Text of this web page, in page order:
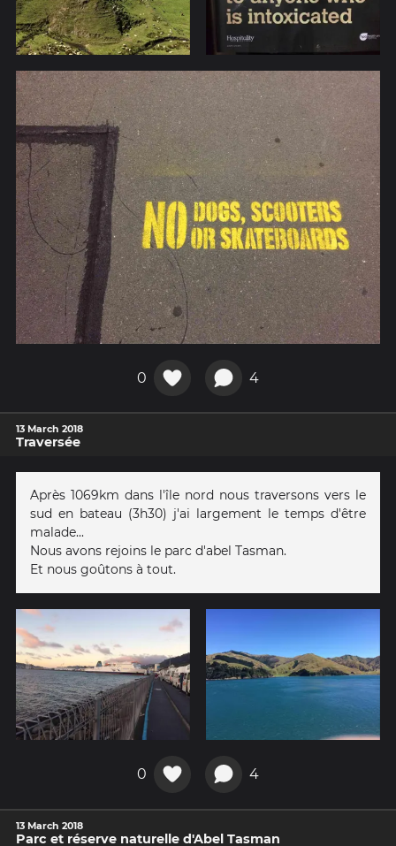
0 4
13 March 2018
Traversée
Après 1069km dans l'île nord nous traversons vers le
sud en bateau (3h30) j'ai largement le temps d'être
malade...
Nous avons rejoins le parc d'abel Tasman.
Et nous goûtons à tout.
0 4
13 March 2018
Parc et réserve naturelle d'Abel Tasman